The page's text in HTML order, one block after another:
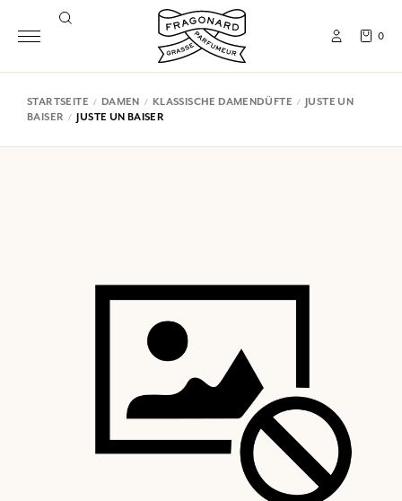
0
STARTSEITE DAMEN KLASSISCHE DAMENDÜFTE
JUSTE UN
BAISER
JUSTE UN BAISER